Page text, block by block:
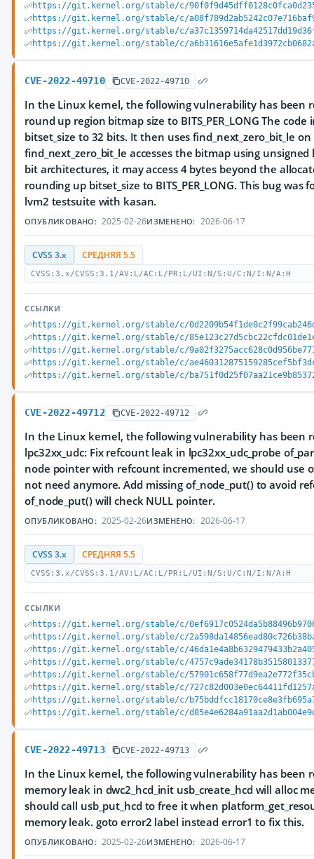
https://git.kernel.org/stable/c/
https://git.kernel.org/stable/c/
https://git.kernel.org/stable/c/
https://git.kernel.org/stable/c/
CVE-2022-49710 CVE-2022-49710
In the Linux kernel, the following vulnerability has been
round up region bitmap size to BITS_PER_LONG The
bitset_size to 32 bits. It then uses find_next_zero_bit_le
find_next_zero_bit_le accesses the bitmap using
bit architectures, it may access 4 bytes beyond the
rounding up bitset_size to BITS_PER_LONG. This bug
lvm2 testsuite with kasan.
ОПУБЛИКОВАНО: 2025-02-26ИЗМЕНЕНО: 2026-06-17
CVSS 3.x СРЕДНЯЯ 5.5
CVSS:3.x/CVSS:3.1/AV:L/AC:L/PR:L/UI:N/S:U/C:N/I:N/A:H
ССЫЛКИ
https://git.kernel.org/stable/c/
https://git.kernel.org/stable/c/
https://git.kernel.org/stable/c/
https://git.kernel.org/stable/c/
https://git.kernel.org/stable/c/
CVE-2022-49712 CVE-2022-49712
In the Linux kernel, the following vulnerability has been
lpc32xx_udc: Fix refcount leak in lpc32xx_udc_probe
node pointer with refcount incremented, we should use
not need anymore. Add missing of_node_put() to avoid
of_node_put() will check NULL pointer.
ОПУБЛИКОВАНО: 2025-02-26ИЗМЕНЕНО: 2026-06-17
CVSS 3.x СРЕДНЯЯ 5.5
CVSS:3.x/CVSS:3.1/AV:L/AC:L/PR:L/UI:N/S:U/C:N/I:N/A:H
ССЫЛКИ
https://git.kernel.org/stable/c/
https://git.kernel.org/stable/c/
https://git.kernel.org/stable/c/
https://git.kernel.org/stable/c/
https://git.kernel.org/stable/c/
https://git.kernel.org/stable/c/
https://git.kernel.org/stable/c/
https://git.kernel.org/stable/c/
CVE-2022-49713 CVE-2022-49713
In the Linux kernel, the following vulnerability has been
memory leak in dwc2_hcd_init usb_create_hcd will alloc
should call usb_put_hcd to free it when
memory leak. goto error2 label instead error1 to fix this.
ОПУБЛИКОВАНО: 2025-02-26ИЗМЕНЕНО: 2026-06-17